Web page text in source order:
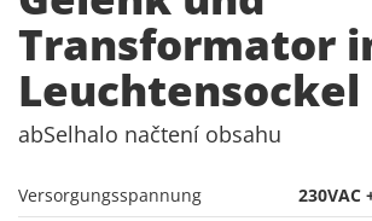
Transformator
Leuchtensockel
abSelhalo načtení obsahu
Versorgungsspannung
230VAC